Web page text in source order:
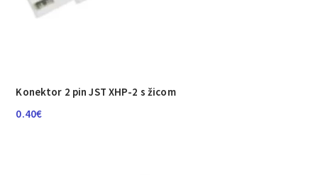
Konektor 2 pin JST XHP-2 s žicom
0.40€